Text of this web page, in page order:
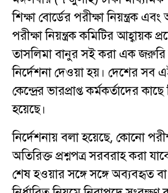
শিক্ষা বোর্ডের পরীক্ষা নিয়ন্ত্রক এবং
পরীক্ষা নিয়ন্ত্রক কমিটির আহ্বায়ক
তাসলিমা বানুর সই করা এক জরুরি
নির্দেশনা দেওয়া হয়। দেশের সব
কেন্দ্রের ভারপ্রাপ্ত কর্মকর্তাদের
হয়েছে।
নির্দেশনায় বলা হয়েছে, কোনো
অতিরিক্ত প্রশ্নপত্র সরবরাহ করা
শেষ হওয়ার সঙ্গে সঙ্গে অব্যবহৃত বা